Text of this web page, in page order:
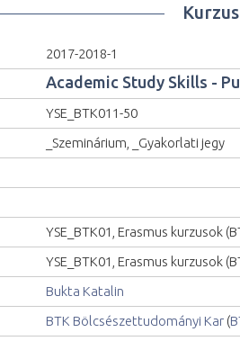
2017-2018-1
Academic Study Skills -
YSE_BTK011-50
_Szeminárium, _Gyakorlati jegy
YSE_BTK01, Erasmus kurzusok
YSE_BTK01, Erasmus kurzusok
Bukta Katalin
BTK Bölcsészettudományi Kar (